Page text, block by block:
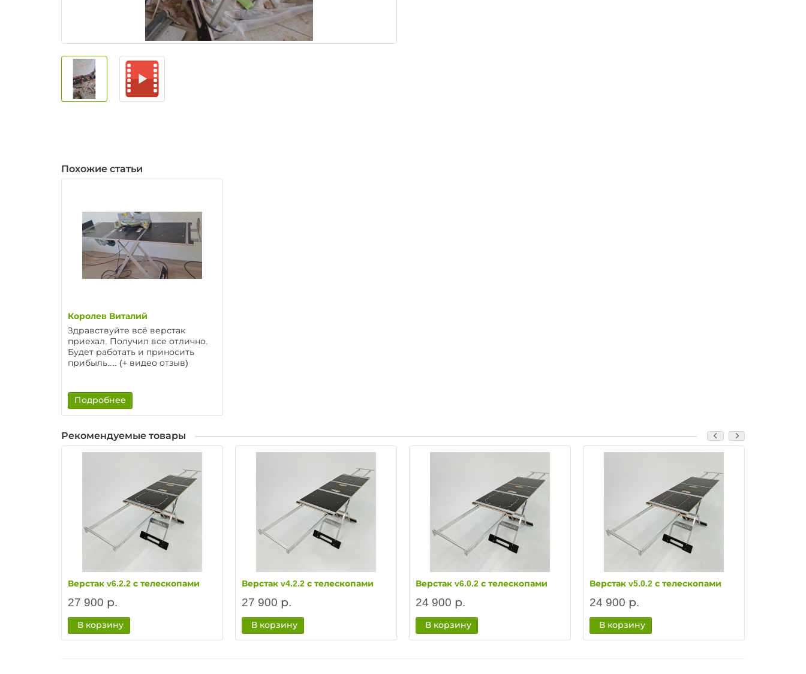
Похожие статьи
Королев Виталий
Здравствуйте всё верстак
приехал. Получил все отлично.
Будет работать и приносить
прибыль.... (+ видео отзыв)
Подробнее
Рекомендуемые товары
Верстак v6.2.2 с телескопами
27 900 р.
В корзину
Верстак v4.2.2 с телескопами
27 900 р.
В корзину
Верстак v6.0.2 с телескопами
24 900 р.
В корзину
Верстак v5.0.2 с телескопами
24 900 р.
В корзину